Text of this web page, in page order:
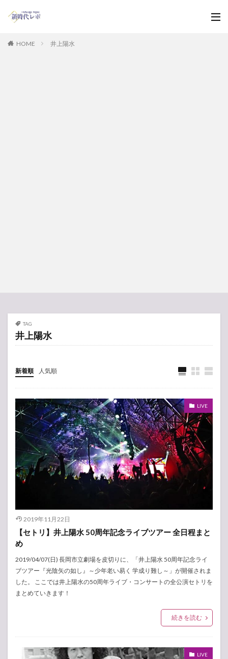
HOME 井上陽水
TAG
井上陽水
新着順 人気順
LIVE
2019年11月22日
【セトリ】井上陽水 50周年記念ライブツアー 全日程まと
め
2019/04/07(日) 長岡市立劇場を皮切りに、「井上陽水 50周年記念ライ
ブツアー『光陰矢の如し』～少年老い易く 学成り難し～」が開催されま
した。 ここでは井上陽水の50周年ライブ・コンサートの全公演セトリを
まとめていきます！
続きを読む
LIVE